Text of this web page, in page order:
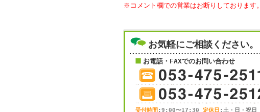
お気軽にご相談ください。
お電話・FAXでのお問い合わせ
受付時間 :9:00〜17:30 定休日 :土・日・祝日